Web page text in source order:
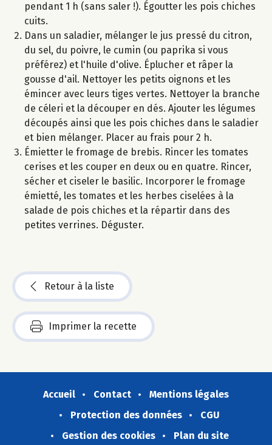
pendant 1 h (sans saler !). Égoutter les pois chiches
cuits.
Dans un saladier, mélanger le jus pressé du citron,
du sel, du poivre, le cumin (ou paprika si vous
préférez) et l'huile d'olive. Éplucher et râper la
gousse d'ail. Nettoyer les petits oignons et les
émincer avec leurs tiges vertes. Nettoyer la branche
de céleri et la découper en dés. Ajouter les légumes
découpés ainsi que les pois chiches dans le saladier
et bien mélanger. Placer au frais pour 2 h.
Émietter le fromage de brebis. Rincer les tomates
cerises et les couper en deux ou en quatre. Rincer,
sécher et ciseler le basilic. Incorporer le fromage
émietté, les tomates et les herbes ciselées à la
salade de pois chiches et la répartir dans des
petites verrines. Déguster.
Retour à la liste
Imprimer la recette
Accueil Contact
Mentions légales
Protection des données
CGU
Gestion des cookies
Plan du site